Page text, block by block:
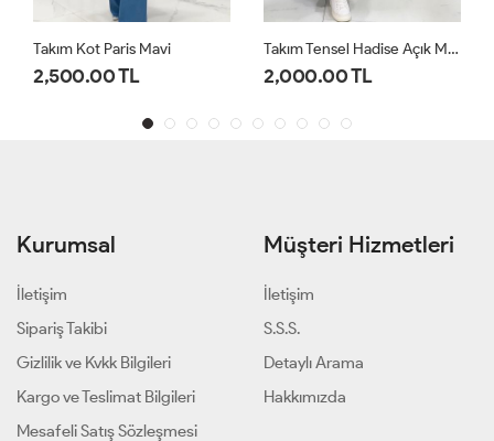
2,000.00 TL
Takım Etekli Şule Kahverengi
1,200.00 TL
Kurumsal
İletişim
Sipariş Takibi
Gizlilik ve Kvkk Bilgileri
Kargo ve Teslimat Bilgileri
Mesafeli Satış Sözleşmesi
Müşteri Hizmetleri
İletişim
S.S.S.
Detaylı Arama
Hakkımızda